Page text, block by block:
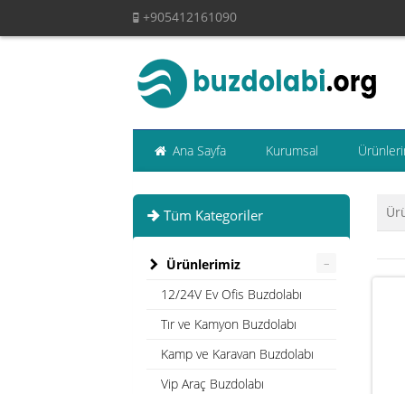
+905412161090
Ana Sayfa Kurumsal
Tüm Kategoriler
Ürünlerimiz –
12/24V Ev Ofis Buzdolabı
Tır ve Kamyon Buzdolabı
Kamp ve Karavan Buzdolabı
Vip Araç Buzdolabı